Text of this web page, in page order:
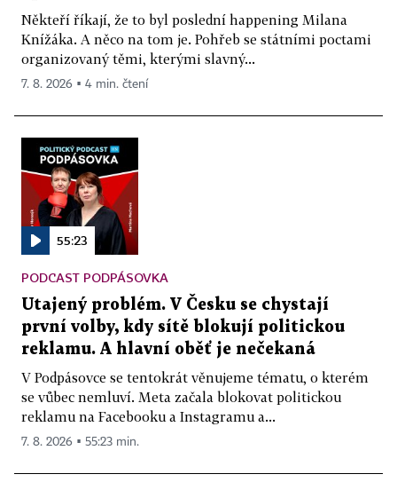
Někteří říkají, že to byl poslední happening Milana
Knížáka. A něco na tom je. Pohřeb se státními poctami
organizovaný těmi, kterými slavný...
7. 8. 2026 ▪ 4 min. čtení
55:23
PODCAST PODPÁSOVKA
Utajený problém. V Česku se chystají
první volby, kdy sítě blokují politickou
reklamu. A hlavní oběť je nečekaná
V Podpásovce se tentokrát věnujeme tématu, o kterém
se vůbec nemluví. Meta začala blokovat politickou
reklamu na Facebooku a Instagramu a...
7. 8. 2026 ▪ 55:23 min.